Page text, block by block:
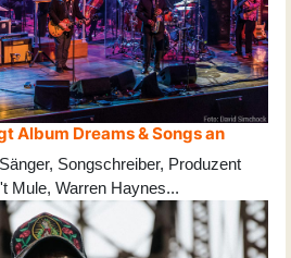
Album Dreams & Songs an
Songschreiber, Produzent
Mule, Warren Haynes...